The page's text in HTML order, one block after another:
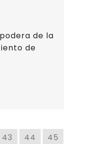
de la
de
43 44
45